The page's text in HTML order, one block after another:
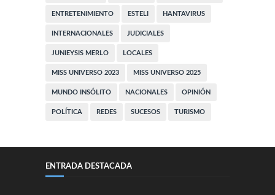
ENTRETENIMIENTO ESTELI HANTAVIRUS
INTERNACIONALES JUDICIALES
JUNIEYSIS MERLO LOCALES
MISS UNIVERSO 2023 MISS UNIVERSO 2025
MUNDO INSÓLITO NACIONALES OPINIÓN
POLÍTICA REDES SUCESOS TURISMO
ENTRADA DESTACADA